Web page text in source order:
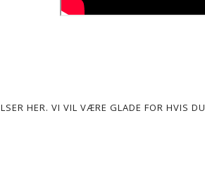
HER. VI VIL VÆRE GLADE FOR HVIS DU